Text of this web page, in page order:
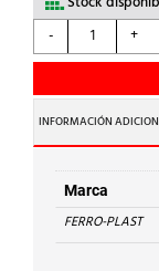
-
FERRO-
PLAST
TUB.PVC
1m
d.90
S.-
B-
cantidad
+
INFORMACIÓN
Marca
FERRO-PLAST